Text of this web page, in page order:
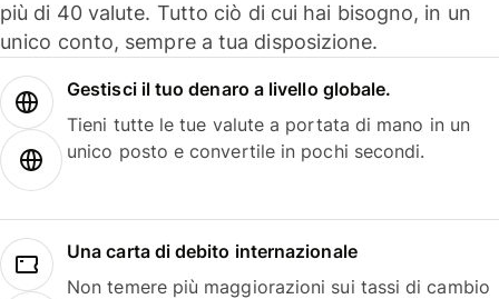
più di 40 valute. Tutto ciò di cui hai bisogno, in un
unico conto, sempre a tua disposizione.
Gestisci il tuo denaro a livello globale.
Tieni tutte le tue valute a portata di mano in un
unico posto e convertile in pochi secondi.
Una carta di debito internazionale
Non temere più maggiorazioni sui tassi di cambio